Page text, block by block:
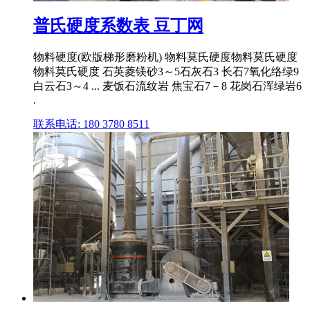
普氏硬度系数表 豆丁网
物料硬度(欧版梯形磨粉机) 物料莫氏硬度物料莫氏硬度
物料莫氏硬度 石英菱镁砂3～5石灰石3 长石7氧化络绿9
白云石3～4 ... 麦饭石流纹岩 焦宝石7－8 花岗石浑绿岩6
.
联系电话: 180 3780 8511